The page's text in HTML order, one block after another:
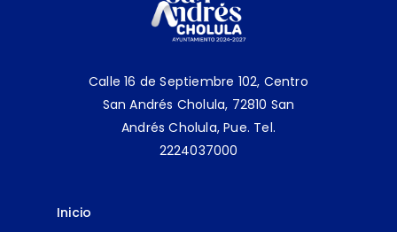
Calle 16 de Septiembre 102, Centro
San Andrés Cholula, 72810 San
Andrés Cholula, Pue. Tel.
2224037000
Inicio